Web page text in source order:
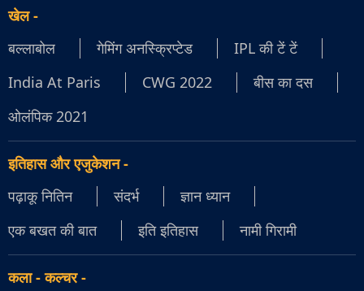
खेल-
बल्लाबोल
गेमिंग अनस्क्रिप्टेड
IPL की टें टें
India At Paris
CWG 2022
बीस का दस
ओलंपिक 2021
इतिहास और एजुकेशन-
पढ़ाकू नितिन
संदर्भ
ज्ञान ध्यान
एक बखत की बात
इति इतिहास नामी गिरामी
कला - कल्चर-